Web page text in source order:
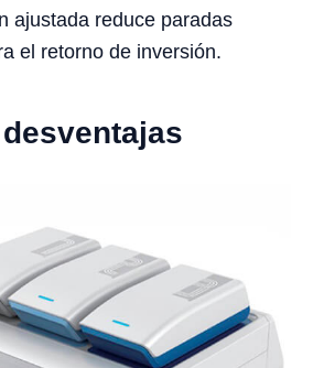
ajustada reduce paradas
el retorno de inversión.